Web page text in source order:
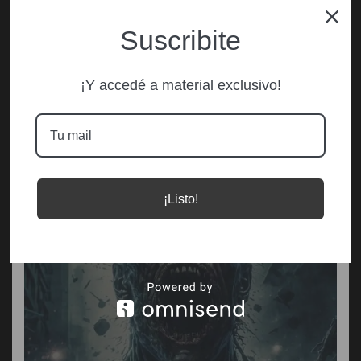
Suscribite
¡Y accedé a material exclusivo!
¡Listo!